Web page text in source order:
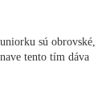
sú obrovské,
tento tím dáva